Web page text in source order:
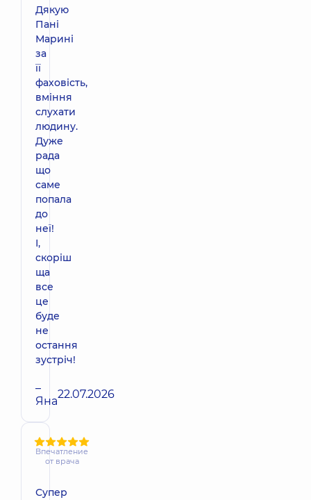
Дякую
Пані
Марині
за
її
фаховість,
вміння
слухати
людину.
Дуже
рада
що
саме
попала
до
неї!
І,
скоріш
ща
все
це
буде
не
остання
зустріч!
–
Яна22.07.2026
Впечатление
от врача
Супер